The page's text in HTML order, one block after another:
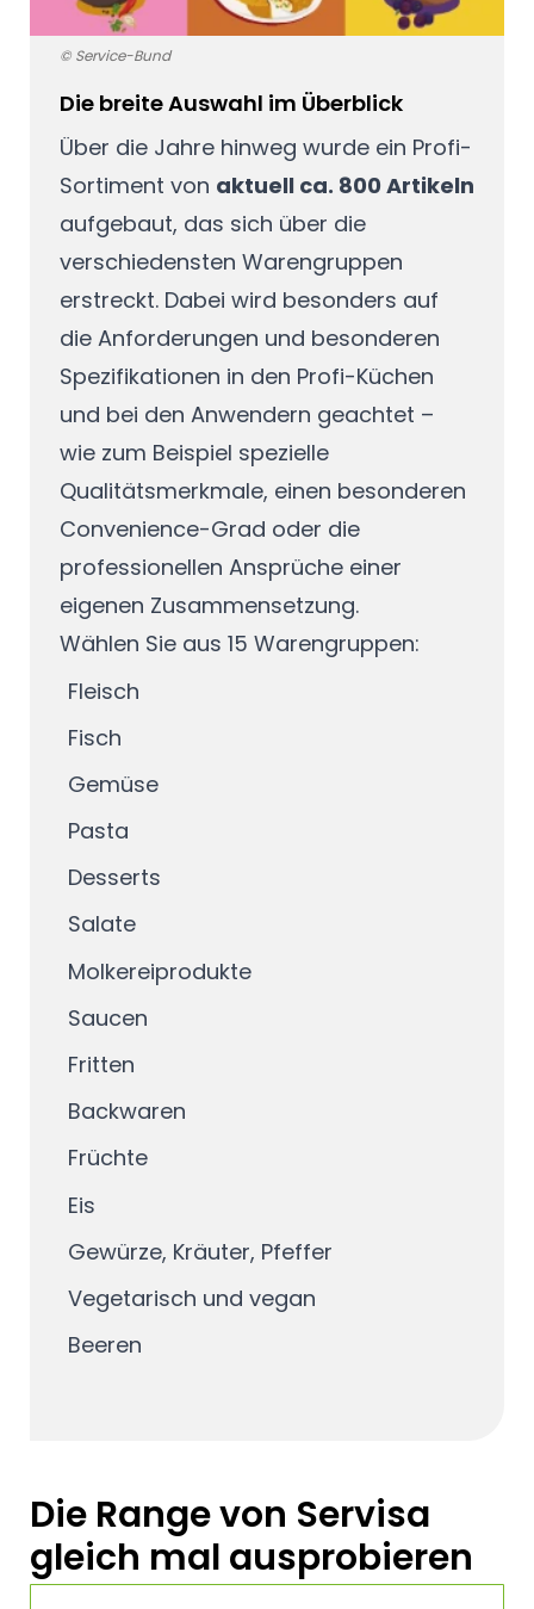
© Service-Bund
Die breite Auswahl im Überblick
Über die Jahre hinweg wurde ein Profi-
Sortiment von aktuell ca. 800 Artikeln
aufgebaut, das sich über die
verschiedensten Warengruppen
erstreckt. Dabei wird besonders auf
die Anforderungen und besonderen
Spezifikationen in den Profi-Küchen
und bei den Anwendern geachtet –
wie zum Beispiel spezielle
Qualitätsmerkmale, einen besonderen
Convenience-Grad oder die
professionellen Ansprüche einer
eigenen Zusammensetzung.
Wählen Sie aus 15 Warengruppen:
Fleisch
Fisch
Gemüse
Pasta
Desserts
Salate
Molkereiprodukte
Saucen
Fritten
Backwaren
Früchte
Eis
Gewürze, Kräuter, Pfeffer
Vegetarisch und vegan
Beeren
Die Range von Servisa
gleich mal ausprobieren